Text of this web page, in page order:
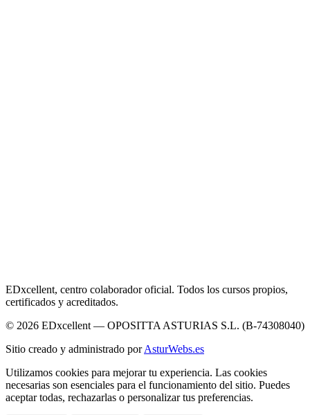
EDxcellent, centro colaborador oficial. Todos los cursos propios,
certificados y acreditados.
© 2026 EDxcellent — OPOSITTA ASTURIAS S.L. (B-74308040)
Sitio creado y administrado porAsturWebs.es
Utilizamos cookies para mejorar tu experiencia. Las cookies
necesarias son esenciales para el funcionamiento del sitio. Puedes
aceptar todas, rechazarlas o personalizar tus preferencias.